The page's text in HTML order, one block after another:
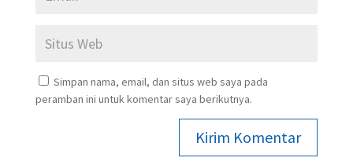
Simpan nama, email, dan situs web saya pada
peramban ini untuk komentar saya berikutnya.
Kirim Komentar